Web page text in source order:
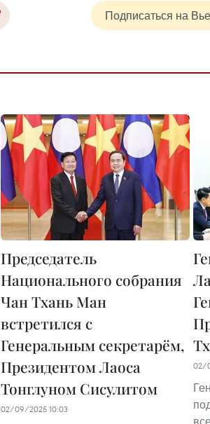
Подписаться на
Председатель
Национального собрания
Чан Тхань Ман
встретился с
Генеральным секретарём,
Президентом Лаоса
Тонглуном Сисулитом
02/09/2025 10:03
02/